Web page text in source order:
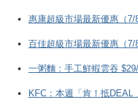
惠康超級市場最新優惠（7/8
百佳超級市場最新優惠（7/8
一粥麵：手工鮮蝦雲吞
KFC ：本週「肯！抵DEAL